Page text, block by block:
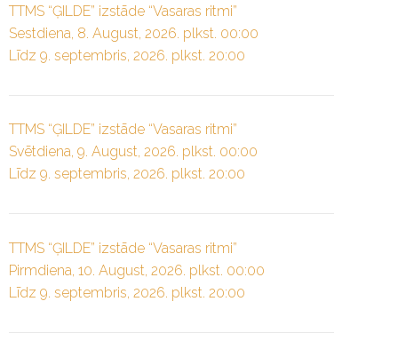
TTMS “ĢILDE” izstāde “Vasaras ritmi”
Sestdiena, 8. August, 2026. plkst. 00:00
Līdz 9. septembris, 2026. plkst. 20:00
TTMS “ĢILDE” izstāde “Vasaras ritmi”
Svētdiena, 9. August, 2026. plkst. 00:00
Līdz 9. septembris, 2026. plkst. 20:00
TTMS “ĢILDE” izstāde “Vasaras ritmi”
Pirmdiena, 10. August, 2026. plkst. 00:00
Līdz 9. septembris, 2026. plkst. 20:00